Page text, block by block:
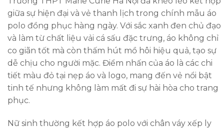
giữa sự hiện đại và vẻ thanh lịch trong chính mẫu áo
polo đồng phục hàng ngày. Với sắc xanh đen chủ đạo
và làm từ chất liệu vải cá sấu đặc trưng, áo không chỉ
co giãn tốt mà còn thấm hút mồ hôi hiệu quả, tạo sự
dễ chịu cho người mặc. Điểm nhấn của áo là các chi
tiết màu đỏ tại nẹp áo và logo, mang đến vẻ nổi bật
tinh tế nhưng không làm mất đi sự hài hòa cho trang
phục.
Nữ sinh thường kết hợp áo polo với chân váy xếp ly